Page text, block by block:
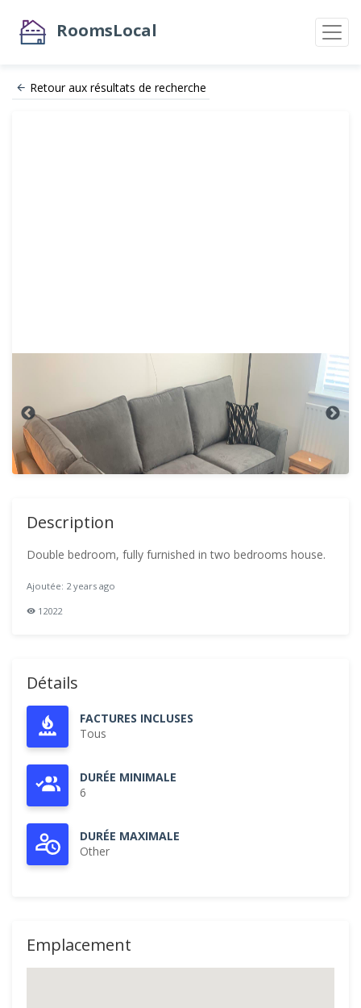
RoomsLocal
Retour aux résultats de recherche
Description
Double bedroom, fully furnished in two bedrooms house.
Ajoutée: 2 years ago
12022
Détails
FACTURES INCLUSES
Tous
DURÉE MINIMALE
6
DURÉE MAXIMALE
Other
Emplacement